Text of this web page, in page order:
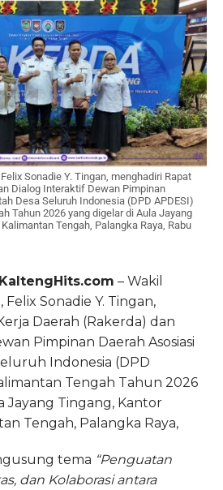
Sonadie Y. Tingan, menghadiri Rapat
Dialog Interaktif Dewan Pimpinan
Desa Seluruh Indonesia (DPD APDESI)
Tahun 2026 yang digelar di Aula Jayang
Tengah, Palangka Raya, Rabu
KaltengHits.com – Wakil
Sonadie Y. Tingan,
Daerah (Rakerda) dan
Pimpinan Daerah Asosiasi
Indonesia (DPD
Tengah Tahun 2026
Jayang Tingang, Kantor
Tengah, Palangka Raya,
tema “Penguatan
dan Kolaborasi antara